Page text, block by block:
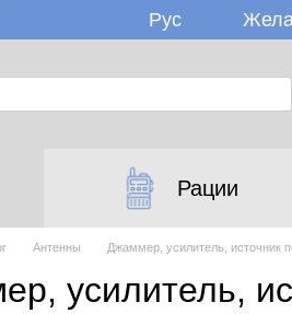
Рус
Рации
Антенны Джаммер, усилитель, источник
усилитель,